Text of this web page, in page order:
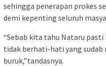
sehingga penerapan prokes
demi kepenting seluruh
“Sebab kita tahu Nataru
tidak berhati-hati yang sudab
buruk,”tandasnya.